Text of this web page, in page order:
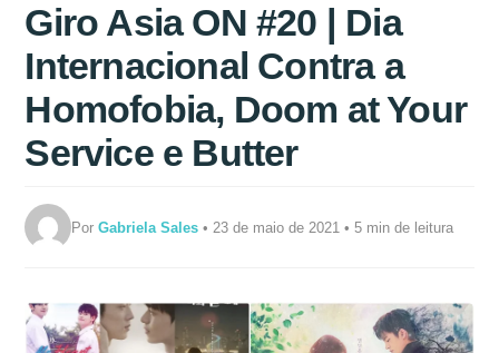
Giro Asia ON #20 | Dia
Internacional Contra a
Homofobia, Doom at Your
Service e Butter
PorGabriela Sales • 23 de maio de 2021 • 5 min de leitura